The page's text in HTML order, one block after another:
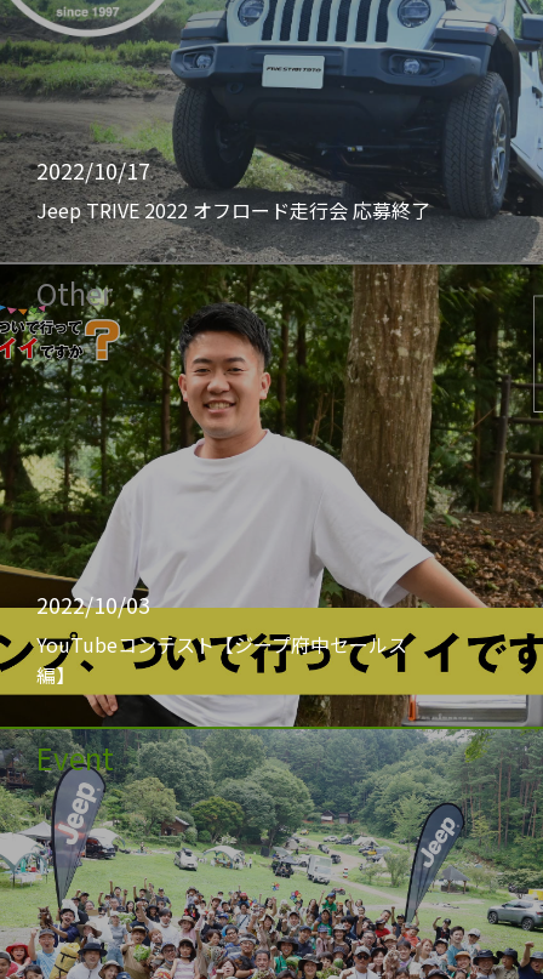
2022/10/17
Jeep TRIVE 2022 オフロード走行会 応募終了
Other
2022/10/03
YouTubeコンテスト【ジープ府中セールス
編】
Event